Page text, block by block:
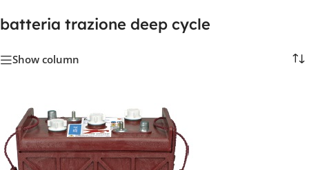
batteria trazione deep cycle
Show column